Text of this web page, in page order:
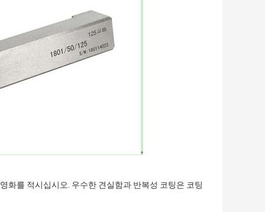
화를 적시십시오. 우수한 견실함과 반복성 코팅은 코팅